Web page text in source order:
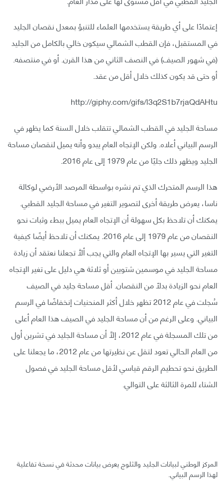
إعتمادًا على أي طريقة يستخدمها العلماء للتنبؤ بمعدل نقصان الجليد
في المستقبل، فإن القطب الشمالي سيكون خالي بالكامل من الجليد
(في شهور الصيف) في النصف الثاني من هذا القرن. أو في منتصفه.
أو حتى قد يكون كذلك خلال أقل من عقد.
http://giphy.com/gifs/l3q2S1b7rjaQdAHtu
مساحة الجليد في القطب الشمالي تتقلب خلال السنة كما يظهر في
الرسم البياني أعلاه. ولكن الإتجاه العام يبدو وأنه يميل لنقصان مساحة
الجليد ويظهر ذلك جليًا من عام 1979 إلى عام 2016.
هذا الرسم المتحرك الذي تم نشره بواسطة المرصد الأرضي لوكالة
ناسا، يعرض طريقة أخرى لتصوير التغير في مساحة الجليد القطبي.
يمكنك أن تلاحظ بكل سهولة أن الإتجاه العام يميل ببطء وثبات نحو
النقصان من عام 1979 إلى عام 2016. يمكنك أن تلاحظ أيضًا كيفية
التغير التي يسير بها الإتجاه العام والتي يجب ألاَّ تجعلنا نعتقد أن زيادة
مساحة الجليد في موسمين شتويين أو ثلاثة هي دليل على تغير الإتجاه
العام نحو الزيادة بدلًا من النقصان. أقل مساحة جليد في الصيف
سُجلت في عام 2012 تظهر خلال أكثر المنحنيات إنخفاضًا في الرسم
البياني. وعلى الرغم من أن مساحة الجليد في الصيف هذا العام أعلى
من تلك المسجلة في عام 2012، إلاَّ أن مساحة الجليد في تشرين أول
من العام الحالي تعود لتقل عن نظيرتها من عام 2012، ما يجعلنا على
الطريق نحو تحطيم الرقم قياسي لأقل مساحة الجليد في فصول
الشتاء للمرة الثالثة على التوالي.
المركز الوطني لبيانات الجليد والثلوج يعرض بيانات محدثة في نسخة تفاعلية
لهذا الرسم البياني.